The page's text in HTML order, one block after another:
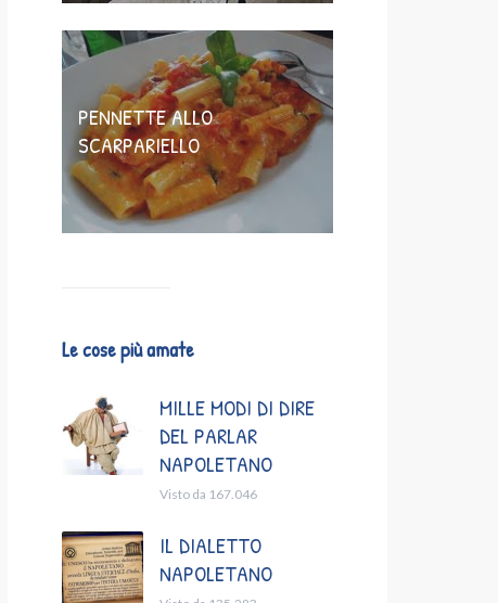
PENNETTE ALLO
SCARPARIELLO
Le cose più amate
MILLE MODI DI DIRE
DEL PARLAR
NAPOLETANO
Visto da 167.046
IL DIALETTO
NAPOLETANO